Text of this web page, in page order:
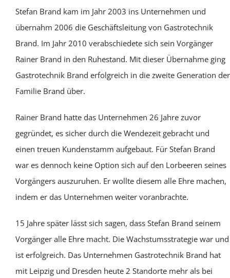
Stefan Brand kam im Jahr 2003 ins Unternehmen und
übernahm 2006 die Geschäftsleitung von Gastrotechnik
Brand. Im Jahr 2010 verabschiedete sich sein Vorgänger
Rainer Brand in den Ruhestand. Mit dieser Übernahme ging
Gastrotechnik Brand erfolgreich in die zweite Generation der
Familie Brand über.
Rainer Brand hatte das Unternehmen 26 Jahre zuvor
gegründet, es sicher durch die Wendezeit gebracht und
einen treuen Kundenstamm aufgebaut. Für Stefan Brand
war es dennoch keine Option sich auf den Lorbeeren seines
Vorgängers auszuruhen. Er wollte diesem alle Ehre machen,
indem er das Unternehmen weiter voranbrachte.
15 Jahre später lässt sich sagen, dass Stefan Brand seinem
Vorgänger alle Ehre macht. Die Wachstumsstrategie war und
ist erfolgreich. Das Unternehmen Gastrotechnik Brand hat
mit Leipzig und Dresden heute 2 Standorte mehr als bei